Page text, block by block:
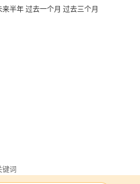
来半年 过去一个月 过去三个月
词